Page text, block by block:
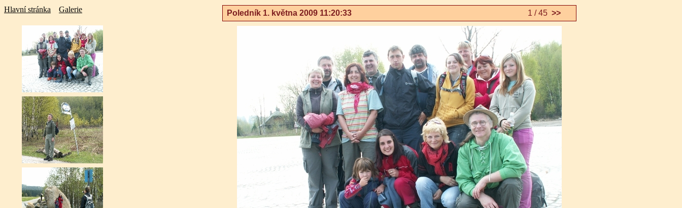
Hlavní stránka Galerie Poledník 1. května 2009 11:20:33 1 / 45 >>